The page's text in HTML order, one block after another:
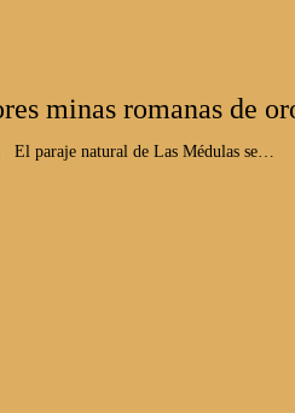
minas romanas de
El paraje natural de Las Médulas se…